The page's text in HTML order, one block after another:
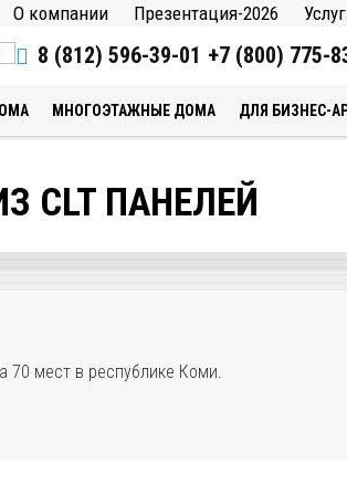
О компании Презентация-2026
8 (812) 596-39-01 +7 (800) 775-
МНОГОЭТАЖНЫЕ ДОМА ДЛЯ БИЗНЕС-
CLT ПАНЕЛЕЙ
70 мест в республике Коми.